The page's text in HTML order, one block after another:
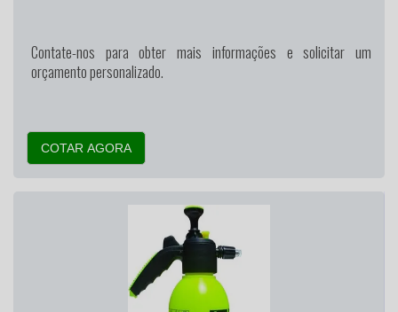
Contate-nos para obter mais informações e solicitar um
orçamento personalizado.
COTAR AGORA